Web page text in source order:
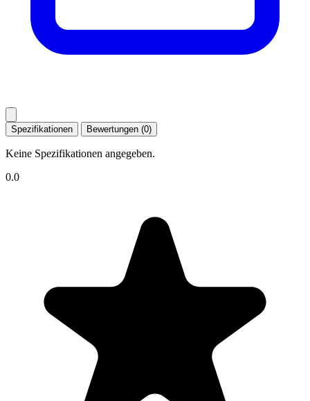
Spezifikationen Bewertungen (0)
Keine Spezifikationen angegeben.
0.0